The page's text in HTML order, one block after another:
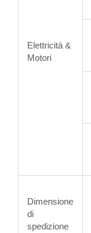
Elettricità &
Motori
Dimensione
di
spedizione